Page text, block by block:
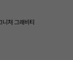
처 그래비티